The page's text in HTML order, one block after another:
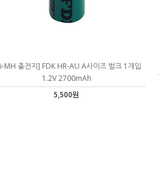
MH 충전지] FDK HR-AU A사이즈 벌크 1개입
1.2V 2700mAh
5,500원